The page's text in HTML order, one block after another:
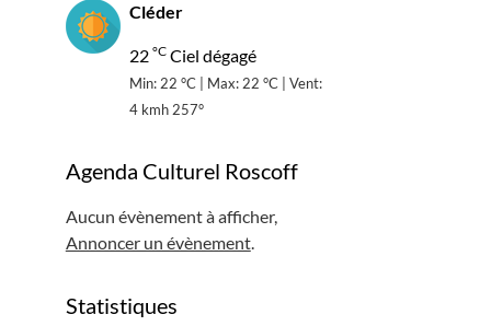
Cléder
22 °CCiel dégagé
Min: 22 °C | Max: 22 °C | Vent:
4 kmh 257°
Agenda Culturel Roscoff
Aucun évènement à afficher,
Annoncer un évènement.
Statistiques